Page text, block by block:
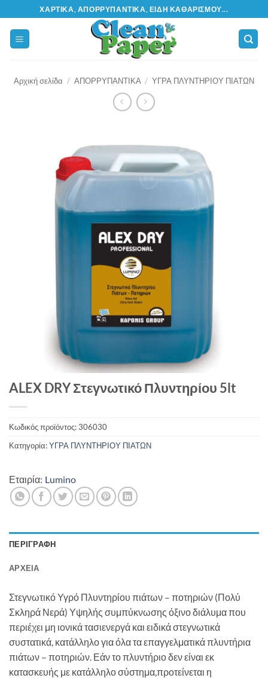
Μετάβαση
στο
περιεχόμενο
ΧΑΡΤΙΚΆ, ΑΠΟΡΡΥΠΑΝΤΙΚΆ, ΕΊΔΗ ΚΑΘΑΡΙΣΜΟΎ...
Αρχική σελίδα / ΑΠΟΡΡΥΠΑΝΤΙΚΑ / ΥΓΡΑ ΠΛΥΝΤΗΡΙΟΥ ΠΙΑΤΩΝ
ALEX DRY Στεγνωτικό Πλυντηρίου 5lt
Κωδικός προϊόντος:306030
Κατηγορία:ΥΓΡΑ ΠΛΥΝΤΗΡΙΟΥ ΠΙΑΤΩΝ
Εταιρία: Lumino
ΠΕΡΙΓΡΑΦΉ
ΑΡΧΕΊΑ
Στεγνωτικό Υγρό Πλυντηρίου πιάτων – ποτηριών (Πολύ
Σκληρά Νερά) Υψηλής συμπύκνωσης όξινο διάλυμα που
περιέχει μη ιονικά τασιενεργά και ειδικά στεγνωτικά
συστατικά, κατάλληλο για όλα τα επαγγελματικά πλυντήρια
πιάτων – ποτηριών. Εάν το πλυντήριο δεν είναι εκ
κατασκευής με κατάλληλο σύστημα,προτείνεται η